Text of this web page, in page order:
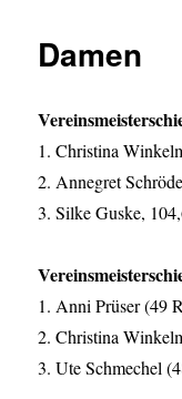
Damen
1. Christina
2. Annegret
3. Silke Guske,
1. Anni Prüser (49
2. Christina
3. Ute Schmechel